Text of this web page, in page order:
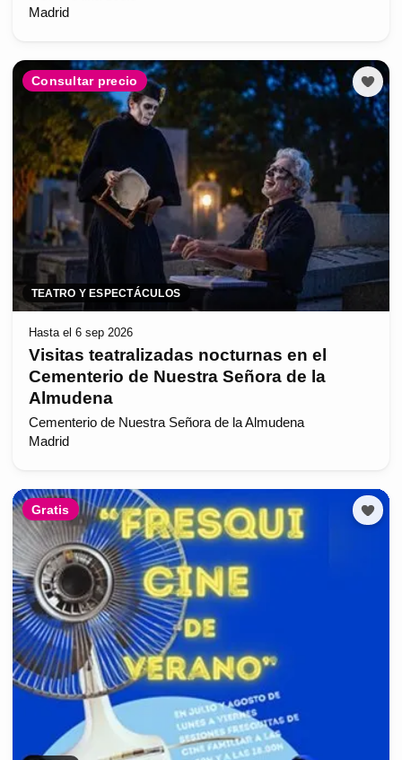
Madrid
Consultar precio
TEATRO Y ESPECTÁCULOS
Hasta el 6 sep 2026
Visitas teatralizadas nocturnas en el
Cementerio de Nuestra Señora de la
Almudena
Cementerio de Nuestra Señora de la Almudena
Madrid
Gratis